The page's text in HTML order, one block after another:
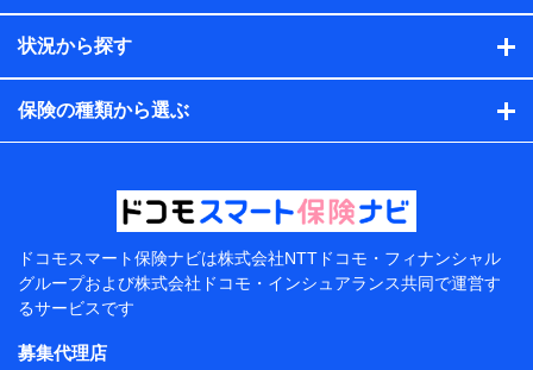
当社または株式会社NTTドコモ・フィナンシャルグルー
プが取得し、又は保有する保険契約に関する情報。例と
して、保険契約者及び被保険者の氏名、住所、生年月
日、性別、保険契約者と被保険者の関係、保険加入の目
的、保険商品の内容、保険料、保険料のお支払方法、車
のメーカーや走行距離などの情報、建物の構造や築年数
などの情報、ペットの種類や年齢などの情報などが含ま
提供当事者から受領当事者が個人データを取得する方法
電子的・電磁的方法等
【共同して利用する者の範囲】
当社
株式会社NTTドコモ・フィナンシャルグループ
【利用目的】
状況から探す
保険の種類から選ぶ
ドコモスマート保険ナビは株式会社NTTドコモ・フィナンシャル
グループおよび株式会社ドコモ・インシュアランス共同で運営す
るサービスです
募集代理店